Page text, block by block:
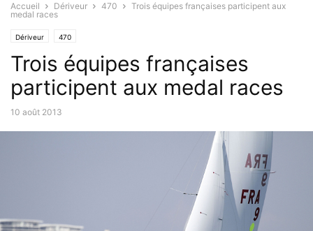
Accueil Dériveur 470
Trois équipes françaises participent aux
medal races
Dériveur 470
Trois équipes françaises
participent aux medal races
10 août 2013